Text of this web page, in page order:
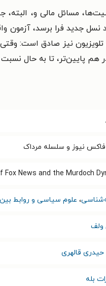
مسائل مالی و،
نسل جدید فرا برسد، آزمون
نیز صادق است: وقتی
هم پایین‌تر، تا به حال نسبت
فاکس نیوز و سلسله مرداک
Fox News and the Murdoch
، علوم سیاسی و روابط
ولف
قالهری
بله